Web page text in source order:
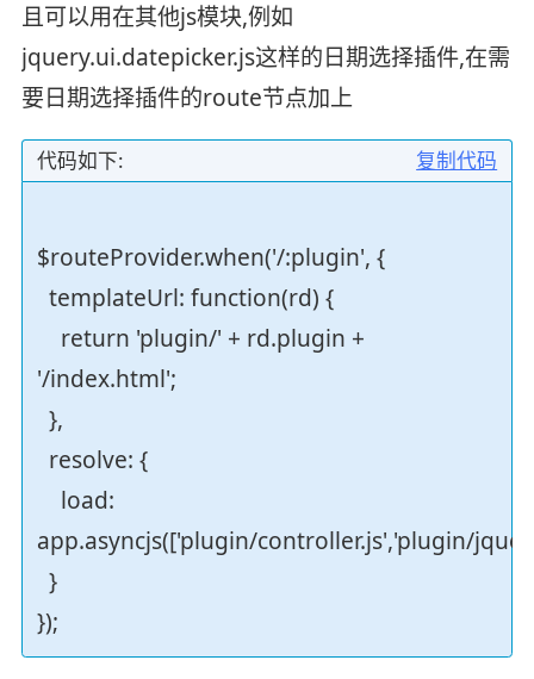
且可以用在其他js模块,例如
jquery.ui.datepicker.js这样的日期选择插件,在需
要日期选择插件的route节点加上
复制代码
代码如下:
$routeProvider.when('/:plugin', {
templateUrl: function(rd) {
return 'plugin/' + rd.plugin +
'/index.html';
},
resolve: {
load:
app.asyncjs(['plugin/controller.js','plugin/
}
});